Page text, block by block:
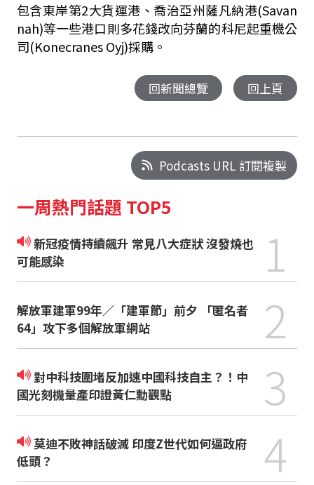
包含東岸第2大貨運港、喬治亞州薩凡納港(Savan
nah)等一些港口則多花錢改向芬蘭的科尼起重機公
司(Konecranes Oyj)採購。
回新聞總覽 回上頁
Podcasts URL 訂閱複製
一周熱門話題 TOP5
新冠疫情持續飆升 常見八大症狀 沒發燒也
可能感染
1
解放軍建軍99年／「建軍節」前夕 「匿名者
64」攻下多個解放軍網站
2
對中科技圍堵反加速中國科技自主？！中
國光刻機量產印證黃仁勳觀點
3
莫迪不敗神話破滅 印度Z世代如何逼政府
低頭？
4